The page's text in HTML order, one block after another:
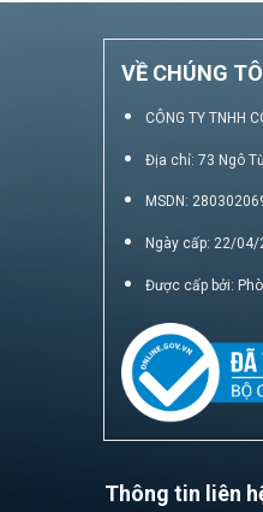
VỀ CHÚNG
CÔNG TY TNHH
Địa chỉ: 73 Ngô
MSDN:
Ngày cấp: 22/04/
Được cấp bởi:
Thông tin liên